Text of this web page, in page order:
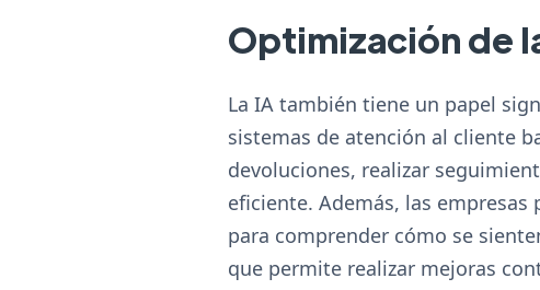
Optimización de
La IA también tiene un papel
sistemas de atención al cliente
devoluciones, realizar
eficiente. Además, las
para comprender cómo se
que permite realizar mejoras